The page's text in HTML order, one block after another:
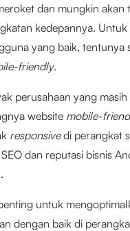
dan mungkin akan
kedepannya. Untuk
yang baik, tentunya
friendly.
perusahaan yang
website mobile-
responsivedi perangkat
dan reputasi bisnis
untuk
dengan baik di